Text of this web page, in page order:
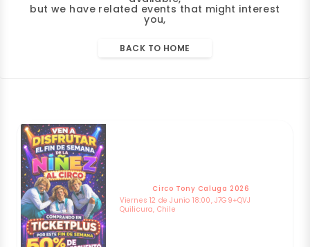
but we have related events that might interest
you,
BACK TO HOME
Circo Tony Caluga 2026
Viernes 12 de Junio 18:00, J7G9+QVJ
Quilicura, Chile